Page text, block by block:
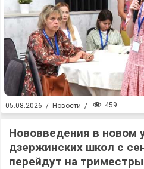
05.08.2026 / Новости / 459
Нововведения в новом
дзержинских школ с
перейдут на триместры